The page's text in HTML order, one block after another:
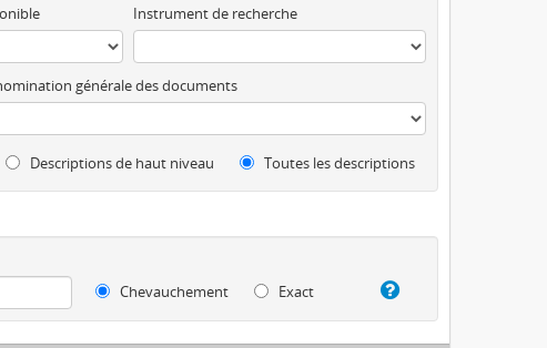
Instrument de recherche
générale des documents
Descriptions de haut niveau Toutes les descriptions
Chevauchement
Exact